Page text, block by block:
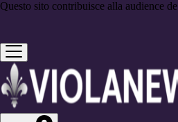
Questo sito contribuisce alla audience de